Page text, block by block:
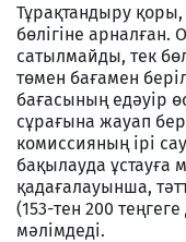
Тұрақтандыру
бөлігіне арналған.
сатылмайды, тек
төмен бағамен
бағасының едәуір
сұрағына жауап
комиссияның ірі
бақылауда ұстауға
қадағалауынша,
(153-тен 200
мәлімдеді.